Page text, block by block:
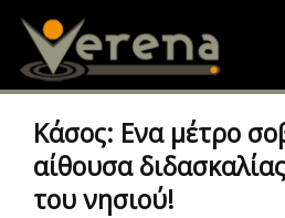
content
Κάσος: Ενα μέτρο
αίθουσα
του νησιού!